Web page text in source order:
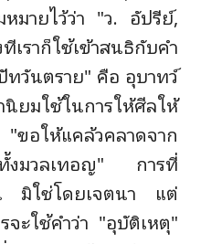
หมายไว้ว่า "ว. อัปรีย์,
เราก็ใช้เข้าสนธิกับคำ
ทวันตราย" คือ อุบาทว์
ยมใช้ในการให้ศีลให้
ห้แคล้วคลาดจาก
ทั้งมวลเทอญ" การที่
มิใช่โดยเจตนา แต่
จะใช้คำว่า "อุบัติเหตุ"